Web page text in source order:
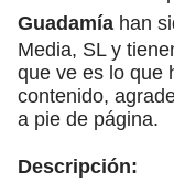
Guadamía han
Media, SL y
que ve es lo que
contenido,
a pie de página.
Descripción: